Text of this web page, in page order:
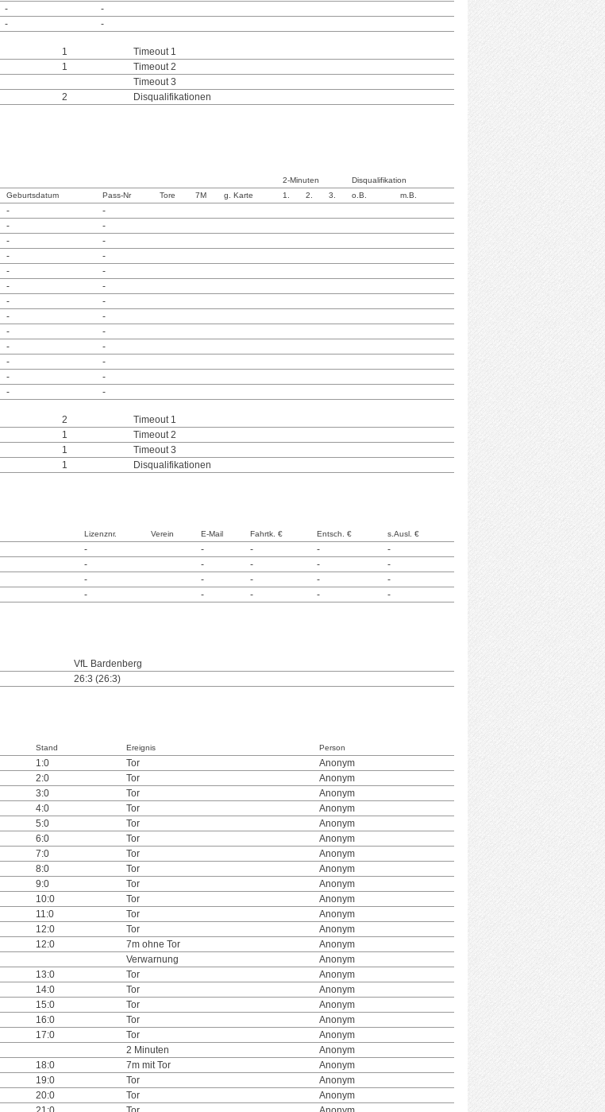
-
-
- -
1
Timeout 1
1
Timeout 2
Timeout 3
2 Disqualifikationen
2-Minuten
Disqualifikation
Geburtsdatum Pass-Nr Tore 7M g. Karte 1. 2. 3. o.B. m.B.
-
-
-
-
-
-
-
-
-
-
-
-
-
-
-
-
-
-
-
-
-
-
-
-
- -
2
Timeout 1
1
Timeout 2
1
Timeout 3
1 Disqualifikationen
Lizenznr. Verein E-Mail Fahrtk. € Entsch. € s.Ausl. €
- - - -
-
- - - -
-
- - - -
-
- - - - -
VfL Bardenberg
26:3 (26:3)
Stand Ereignis Person
1:0 Tor
Anonym
2:0 Tor
Anonym
3:0 Tor
Anonym
4:0 Tor
Anonym
5:0 Tor
Anonym
6:0 Tor
Anonym
7:0 Tor
Anonym
8:0 Tor
Anonym
9:0 Tor
Anonym
10:0 Tor
Anonym
11:0 Tor
Anonym
12:0 Tor
Anonym
12:0 7m ohne Tor
Anonym
Verwarnung
Anonym
13:0 Tor
Anonym
14:0 Tor
Anonym
15:0 Tor
Anonym
16:0 Tor
Anonym
17:0 Tor
Anonym
2 Minuten
Anonym
18:0 7m mit Tor
Anonym
19:0 Tor
Anonym
20:0 Tor
Anonym